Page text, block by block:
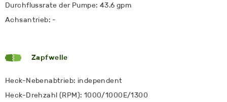
Durchflussrate der Pumpe: 43.6 gpm
Achsantrieb: -
Zapfwelle
Heck-Nebenabtrieb: independent
Heck-Drehzahl (RPM): 1000/1000E/1300